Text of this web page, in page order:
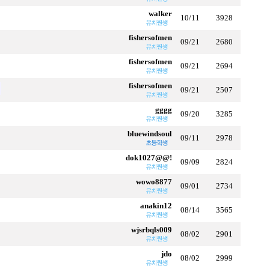
walker 10/11 3928
fishersofmen 09/21 2680
fishersofmen 09/21 2694
fishersofmen 09/21 2507
gggg 09/20 3285
bluewindsoul 09/11 2978
dok1027@@! 09/09 2824
wowo8877 09/01 2734
anakin12 08/14 3565
wjsrbqls009 08/02 2901
jdo 08/02 2999